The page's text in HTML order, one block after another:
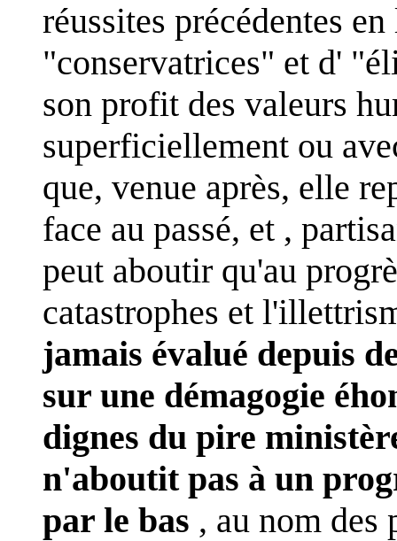
réussites précédentes
"conservatrices" et d'
son profit des valeurs
superficiellement ou
que, venue après, elle
face au passé, et ,
peut aboutir qu'au
catastrophes et
jamais évalué depuis
sur une démagogie
dignes du pire
n'aboutit pas à un
par le bas , au nom des